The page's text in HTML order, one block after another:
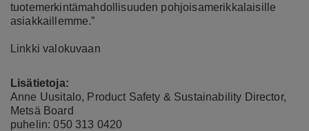
tuotemerkintämahdollisuuden pohjoisamerikkalaisille
asiakkaillemme.”
Linkki valokuvaan
Lisätietoja:
Anne Uusitalo, Product Safety & Sustainability Director,
Metsä Board
puhelin: 050 313 0420